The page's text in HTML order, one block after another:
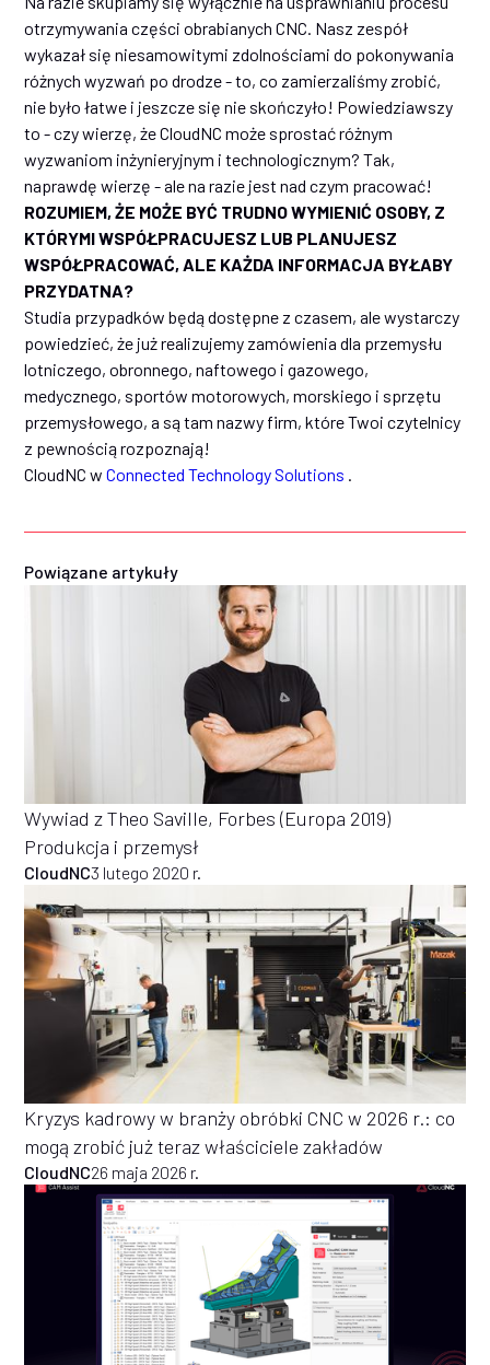
otrzymywania części obrabianych CNC. Nasz zespół
wykazał się niesamowitymi zdolnościami do pokonywania
różnych wyzwań po drodze - to, co zamierzaliśmy zrobić,
nie było łatwe i jeszcze się nie skończyło! Powiedziawszy
to - czy wierzę, że CloudNC może sprostać różnym
wyzwaniom inżynieryjnym i technologicznym? Tak,
naprawdę wierzę - ale na razie jest nad czym pracować!
ROZUMIEM, ŻE MOŻE BYĆ TRUDNO WYMIENIĆ OSOBY, Z
KTÓRYMI WSPÓŁPRACUJESZ LUB PLANUJESZ
WSPÓŁPRACOWAĆ, ALE KAŻDA INFORMACJA BYŁABY
PRZYDATNA?
Studia przypadków będą dostępne z czasem, ale wystarczy
powiedzieć, że już realizujemy zamówienia dla przemysłu
lotniczego, obronnego, naftowego i gazowego,
medycznego, sportów motorowych, morskiego i sprzętu
przemysłowego, a są tam nazwy firm, które Twoi czytelnicy
z pewnością rozpoznają!
CloudNC wConnected Technology Solutions .
Powiązane artykuły
Wywiad z Theo Saville, Forbes (Europa 2019)
Produkcja i przemysł
CloudNC3 lutego 2020 r.
Kryzys kadrowy w branży obróbki CNC w 2026 r.: co
mogą zrobić już teraz właściciele zakładów
CloudNC26 maja 2026 r.